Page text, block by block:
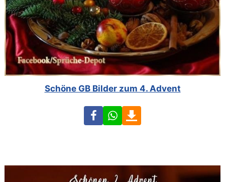
Schöne GB Bilder zum 4. Advent
FacebookWhatsApp